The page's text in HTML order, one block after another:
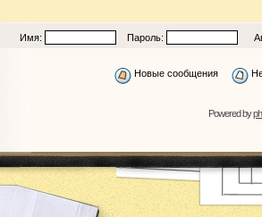
Имя: Пароль:
Новые сообщения
Powered by